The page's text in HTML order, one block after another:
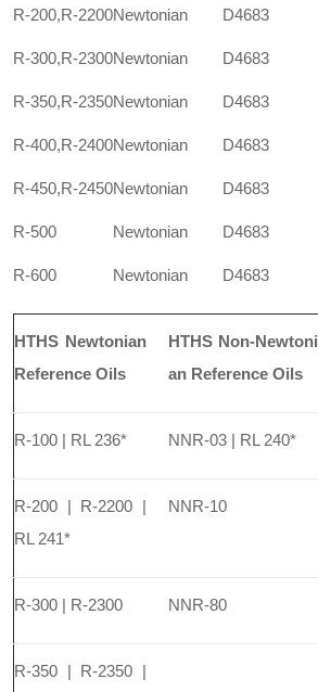
R-200,R-2200Newtonian D4683
R-300,R-2300Newtonian D4683
R-350,R-2350Newtonian D4683
R-400,R-2400Newtonian D4683
R-450,R-2450Newtonian D4683
R-500 Newtonian D4683
R-600 Newtonian D4683
HTHS Newtonian
Reference Oils
HTHS Non-Newtoni
an Reference Oils
R-100 | RL 236* NNR-03 | RL 240*
R-200 | R-2200 |
RL 241*
NNR-10
R-300 | R-2300 NNR-80
R-350 | R-2350 |